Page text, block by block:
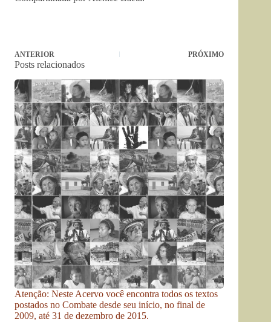
ANTERIOR PRÓXIMO
Posts relacionados
Atenção: Neste Acervo você encontra todos os textos
postados no Combate desde seu início, no final de
2009, até 31 de dezembro de 2015.